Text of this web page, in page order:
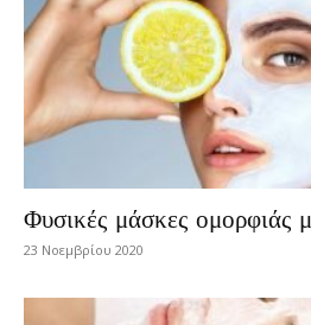
Φυσικές μάσκες ομορφιάς
23 Νοεμβρίου 2020